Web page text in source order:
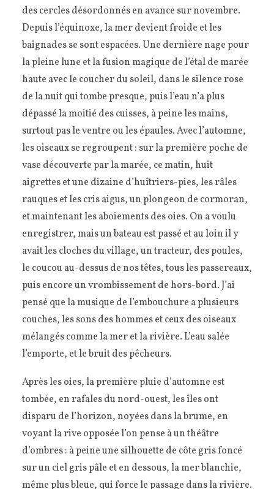
des cercles désordonnés en avance sur novembre.
Depuis l’équinoxe, la mer devient froide et les
baignades se sont espacées. Une dernière nage pour
la pleine lune et la fusion magique de l’étal de marée
haute avec le coucher du soleil, dans le silence rose
de la nuit qui tombe presque, puis l’eau n’a plus
dépassé la moitié des cuisses, à peine les mains,
surtout pas le ventre ou les épaules. Avec l’automne,
les oiseaux se regroupent : sur la première poche de
vase découverte par la marée, ce matin, huit
aigrettes et une dizaine d’huîtriers-pies, les râles
rauques et les cris aigus, un plongeon de cormoran,
et maintenant les aboiements des oies. On a voulu
enregistrer, mais un bateau est passé et au loin il y
avait les cloches du village, un tracteur, des poules,
le coucou au-dessus de nos têtes, tous les passereaux,
puis encore un vrombissement de hors-bord. J’ai
pensé que la musique de l’embouchure a plusieurs
couches, les sons des hommes et ceux des oiseaux
mélangés comme la mer et la rivière. L’eau salée
l’emporte, et le bruit des pêcheurs.
Après les oies, la première pluie d’automne est
tombée, en rafales du nord-ouest, les îles ont
disparu de l’horizon, noyées dans la brume, en
voyant la rive opposée l’on pense à un théâtre
d’ombres : à peine une silhouette de côte gris foncé
sur un ciel gris pâle et en dessous, la mer blanchie,
même plus bleue, qui force le passage dans la rivière.